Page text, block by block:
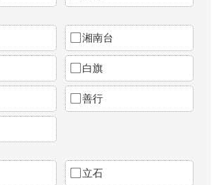
湘南台
白旗
善行
立石